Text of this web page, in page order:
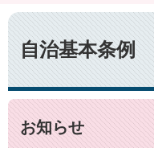
す
。
し
て
本
文
へ
本
文
自治基本条例
お知らせ